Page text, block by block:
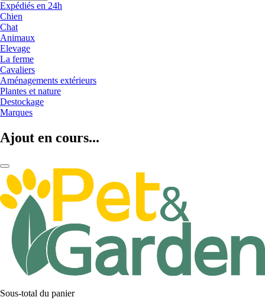
Expédiés en 24h
Chien
Chat
Animaux
Elevage
La ferme
Cavaliers
Aménagements extérieurs
Plantes et nature
Destockage
Marques
Ajout en cours...
Sous-total du panier